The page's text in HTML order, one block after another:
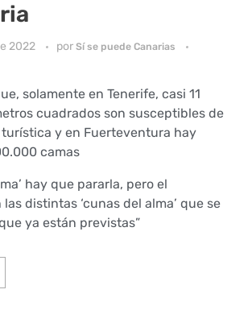
2022 por Sí se puede Canarias
solamente en Tenerife, casi 11
cuadrados son susceptibles de
y en Fuerteventura hay
camas
hay que pararla, pero el
distintas ‘cunas del alma’ que se
ya están previstas”